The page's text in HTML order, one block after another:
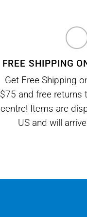
FREE SHIPPING
Get Free Shipping
$75 and free returns
centre! Items are
US and will